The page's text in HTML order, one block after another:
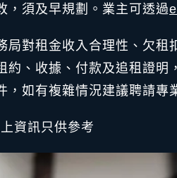
，須及早規劃。業主可透過
局對租金收入合理性、欠租
約、收據、付款及追租證明
，如有複雜情況建議聘請專
資訊只供參考